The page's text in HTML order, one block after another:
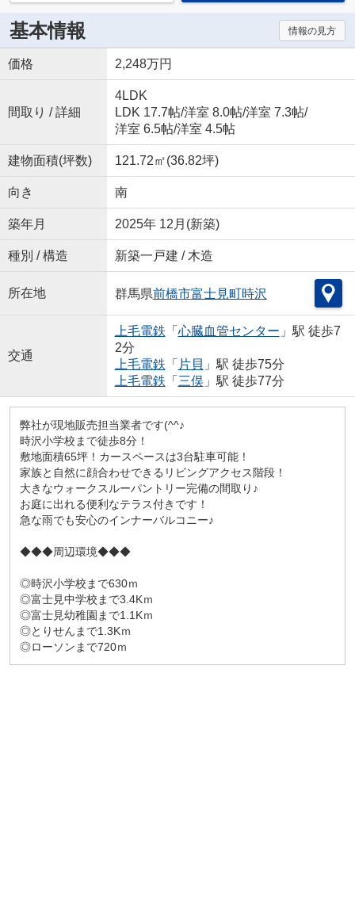
基本情報 情報の見方
価格 2,248万円
間取り / 詳細
4LDK
LDK 17.7帖/洋室 8.0帖/洋室 7.3帖/
洋室 6.5帖/洋室 4.5帖
建物面積(坪数) 121.72㎡(36.82坪)
向き 南
築年月 2025年 12月(新築)
種別 / 構造 新築一戸建 / 木造
所在地 群馬県前橋市富士見町時沢
交通
上毛電鉄 「 心臓血管センター 」駅 徒歩7
2分
上毛電鉄 「 片貝 」駅 徒歩75分
上毛電鉄 「 三俣」駅 徒歩77分
弊社が現地販売担当業者です(^^♪
時沢小学校まで徒歩8分！
敷地面積65坪！カースペースは3台駐車可能！
家族と自然に顔合わせできるリビングアクセス階段！
大きなウォークスルーパントリー完備の間取り♪
お庭に出れる便利なテラス付きです！
急な雨でも安心のインナーバルコニー♪
◆◆◆周辺環境◆◆◆
◎時沢小学校まで630ｍ
◎富士見中学校まで3.4Kｍ
◎富士見幼稚園まで1.1Kｍ
◎とりせんまで1.3Kｍ
◎ローソンまで720ｍ